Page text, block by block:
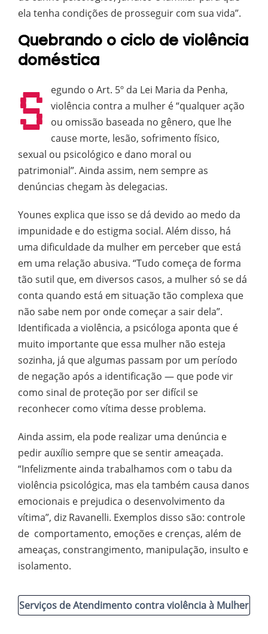
ela tenha condições de prosseguir com sua vida”.
Quebrando o ciclo de violência
doméstica
S
egundo o Art. 5º da Lei Maria da Penha,
violência contra a mulher é “qualquer ação
ou omissão baseada no gênero, que lhe
cause morte, lesão, sofrimento físico,
sexual ou psicológico e dano moral ou
patrimonial”. Ainda assim, nem sempre as
denúncias chegam às delegacias.
Younes explica que isso se dá devido ao medo da
impunidade e do estigma social. Além disso, há
uma dificuldade da mulher em perceber que está
em uma relação abusiva. “Tudo começa de forma
tão sutil que, em diversos casos, a mulher só se dá
conta quando está em situação tão complexa que
não sabe nem por onde começar a sair dela”.
Identificada a violência, a psicóloga aponta que é
muito importante que essa mulher não esteja
sozinha, já que algumas passam por um período
de negação após a identificação — que pode vir
como sinal de proteção por ser difícil se
reconhecer como vítima desse problema.
Ainda assim, ela pode realizar uma denúncia e
pedir auxílio sempre que se sentir ameaçada.
“Infelizmente ainda trabalhamos com o tabu da
violência psicológica, mas ela também causa danos
emocionais e prejudica o desenvolvimento da
vítima”, diz Ravanelli. Exemplos disso são: controle
de comportamento, emoções e crenças, além de
ameaças, constrangimento, manipulação, insulto e
isolamento.
Serviços de Atendimento contra violência à Mulher